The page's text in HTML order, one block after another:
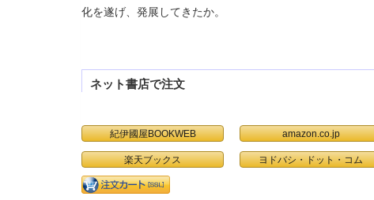
化を遂げ、発展してきたか。
ネット書店で注文
紀伊國屋BOOKWEB amazon.co.jp
楽天ブックス ヨドバシ・ドット・コム